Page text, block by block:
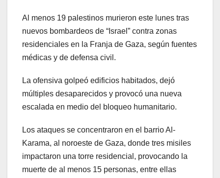
Al menos 19 palestinos murieron este lunes tras
nuevos bombardeos de “Israel” contra zonas
residenciales en la Franja de Gaza, según fuentes
médicas y de defensa civil.
La ofensiva golpeó edificios habitados, dejó
múltiples desaparecidos y provocó una nueva
escalada en medio del bloqueo humanitario.
Los ataques se concentraron en el barrio Al-
Karama, al noroeste de Gaza, donde tres misiles
impactaron una torre residencial, provocando la
muerte de al menos 15 personas, entre ellas